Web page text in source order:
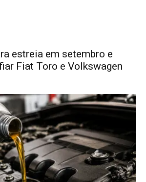
estreia em setembro e
Fiat Toro e Volkswagen